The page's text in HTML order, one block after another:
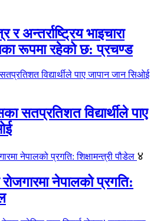
अन्तर्राष्ट्रिय भाइचारा
रूपमा रहेको छ: प्रचण्ड
सतप्रतिशत विद्यार्थीले पाए
४
रोजगारमा नेपालको प्रगति: